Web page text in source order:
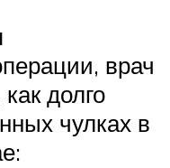
врач
долго
чулках в